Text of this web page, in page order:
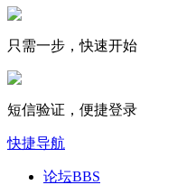
只需一步，快速开始
短信验证，便捷登录
快捷导航
论坛BBS